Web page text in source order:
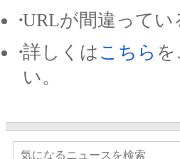
URLが間違ってい
詳しくは こちら
い。